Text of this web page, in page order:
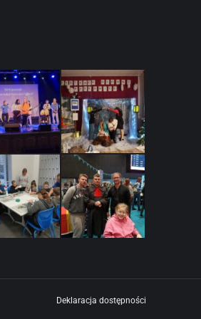
Deklaracja dostępności